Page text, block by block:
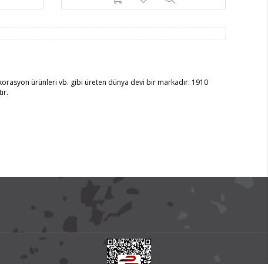
ürünleri vb. gibi üreten dünya devi bir markadır. 1910